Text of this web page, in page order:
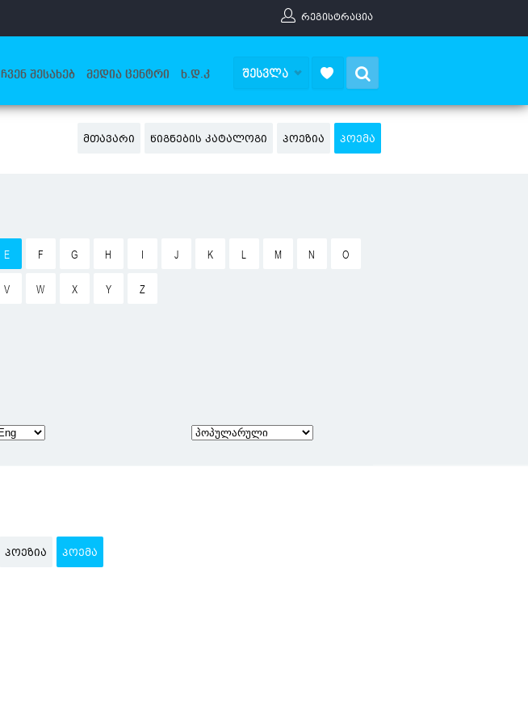
ᲠᲔᲒᲘᲡᲢᲠᲐᲪᲘᲐ
ᲩᲕᲔᲜ ᲨᲔᲡᲐᲮᲔᲑ ᲛᲔᲓᲘᲐ ᲪᲔᲜᲢᲠᲘ Ხ.Დ.Კ ᲨᲔᲡᲕᲚᲐ
ᲛᲗᲐᲕᲐᲠᲘ ᲬᲘᲒᲜᲔᲑᲘᲡ ᲙᲐᲢᲐᲚᲝᲒᲘ ᲞᲝᲔᲖᲘᲐ ᲞᲝᲔᲛᲐ
E F G H J K L M N O
V W X Y Z
ᲞᲝᲔᲖᲘᲐ ᲞᲝᲔᲛᲐ